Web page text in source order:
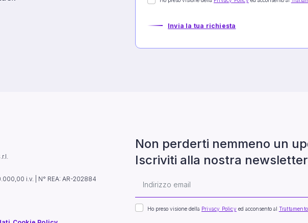
Invia la tua richiesta
i.v. | N° REA: AR-202884
Non perderti nemmeno un
Iscriviti alla nostra
Ho preso visione della Privacy Policy ed acconsento al